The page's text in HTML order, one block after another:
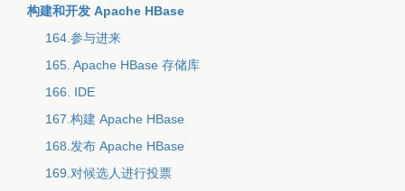
构建和开发 Apache HBase
164.参与进来
165. Apache HBase 存储库
166. IDE
167.构建 Apache HBase
168.发布 Apache HBase
169.对候选人进行投票